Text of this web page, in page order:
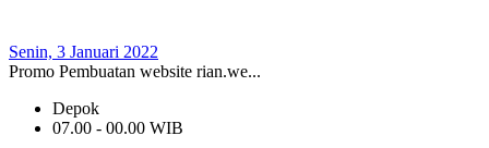
Senin, 3 Januari 2022
Promo Pembuatan website rian.we...
Depok
07.00 - 00.00 WIB